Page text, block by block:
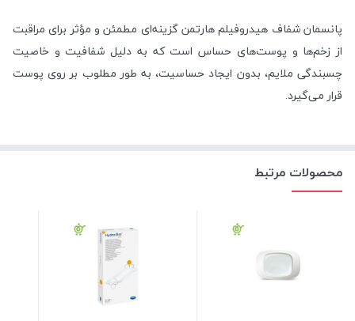
پانسمان شفاف هیدروفیلم هارتمن گزینه‌ای مطمئن و مؤثر برای مراقبت
از زخم‌ها و پوست‌های حساس است که به دلیل شفافیت و خاصیت
چسبندگی ملایم، بدون ایجاد حساسیت، به طور مطلوب بر روی پوست
قرار می‌گیرد.
محصولات مرتبط